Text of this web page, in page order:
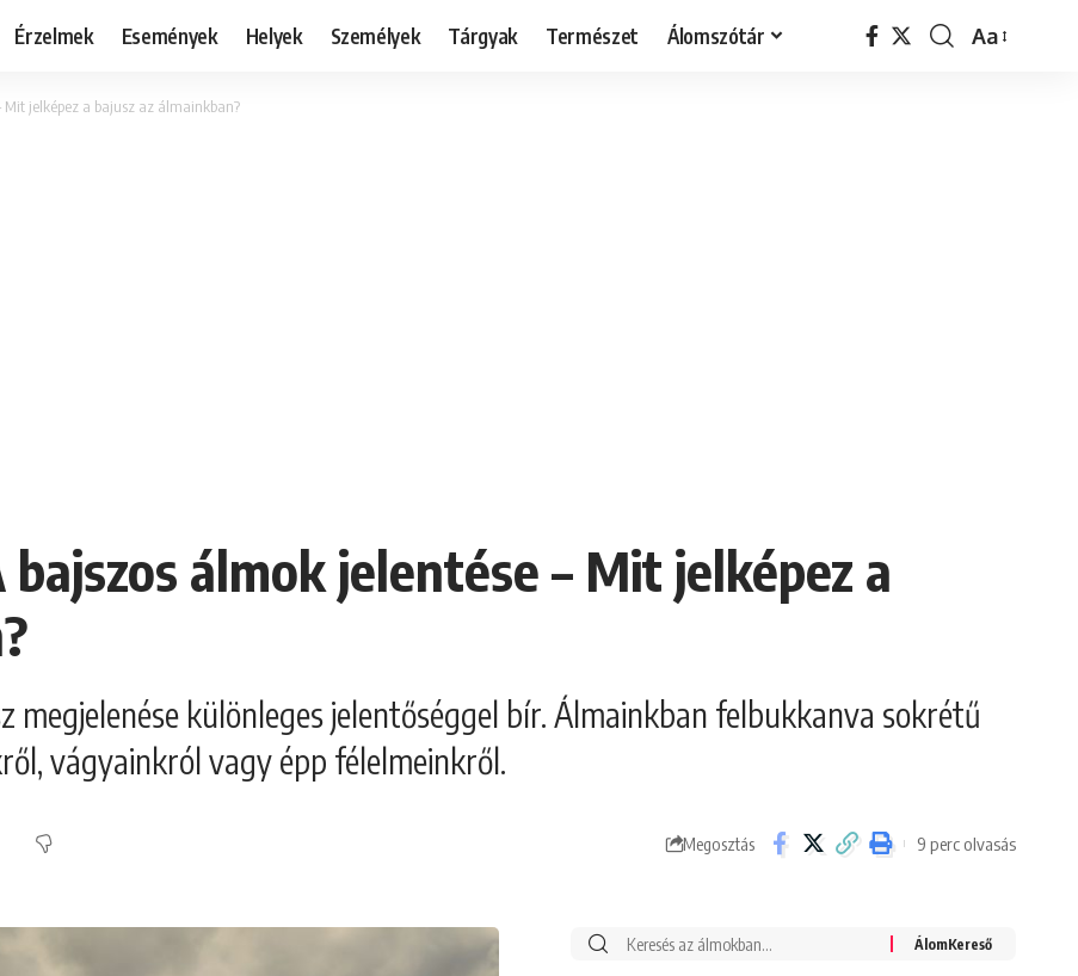
Érzelmek Események Helyek Személyek Tárgyak Természet Álomszótár Aa
Mit jelképez a bajusz az álmainkban?
álmok jelentése – Mit jelképez a
megjelenése különleges jelentőséggel bír. Álmainkban felbukkanva sokrétű
vágyainkról vagy épp félelmeinkről.
Megosztás 9 perc olvasás